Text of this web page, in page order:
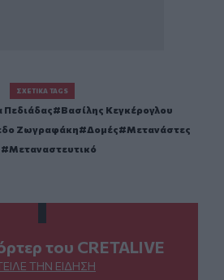
ΣΧΕΤΙΚΆ TAGS
Βασίλης Κεγκέρογλου
Ζωγραφάκη
Δομές
Μετανάστες
Μεταναστευτικό
του CRETALIVE
ΤΗΝ ΕΊΔΗΣΗ